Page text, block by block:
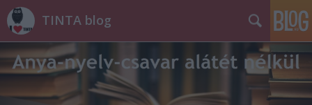
TINTA blog